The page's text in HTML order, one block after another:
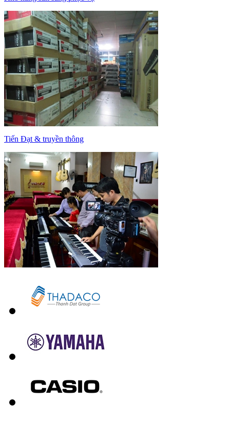
Tiến Đạt & truyền thông